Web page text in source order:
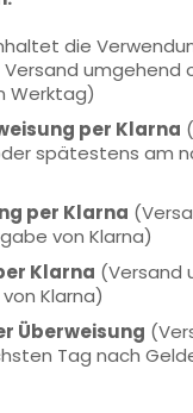
die
Versand umgehend
Werktag)
per Klarna
spätestens am
per Klarna
von Klarna)
Klarna (Versand
Klarna)
Überweisung
Tag nach